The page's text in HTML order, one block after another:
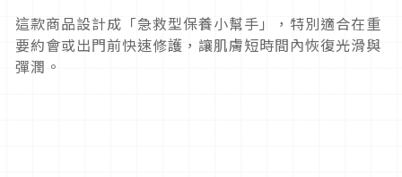
這款商品設計成「急救型保養小幫手」，特別適合在重
要約會或出門前快速修護，讓肌膚短時間內恢復光滑與
彈潤。